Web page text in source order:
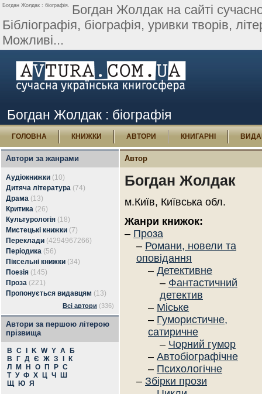
Богдан Жолдак : біографія. Богдан Жолдак на сайті
Бібліографія, біографія, уривки творів,
Можливі...
Богдан Жолдак : біографія
ГОЛОВНА КНИЖКИ АВТОРИ КНИГАРНІ
Автори за жанрами
Аудіокнижки (10)
Дитяча література (74)
Драма (13)
Критика (26)
Культурологія (18)
Мистецькі книжки (7)
Переклади (4294967266)
Періодика (56)
Піксельні книжки (34)
Поезія (145)
Проза (221)
Пропонується видавцям (13)
Всі автори (336)
Автори за першою літерою
прізвища
B C K W Y А
Б
В
Г Д Є Ж З
К
Л
М Н О П Р С
Т У Ф Х Ц Ч
Ш
Щ
Ю Я
Автор
Богдан Жолдак
м.Київ, Київська обл.
Жанри книжок:
– Проза
– Романи, новели та
оповідання
– Детективне
– Фантастичний
детектив
– Міське
– Гумористичне,
сатиричне
– Чорний гумор
– Автобіографічне
– Психологічне
– Збірки прози